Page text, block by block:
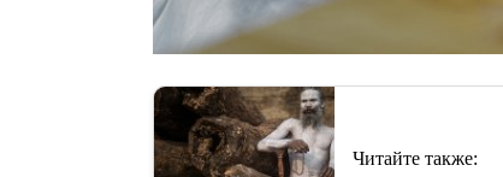
Читайте также: